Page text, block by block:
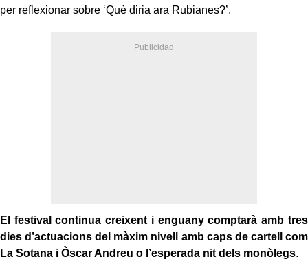
per reflexionar sobre ‘Què diria ara Rubianes?’.
El festival continua creixent i enguany comptarà amb tres
dies d’actuacions del màxim nivell amb caps de cartell com
La Sotana i Òscar Andreu o l’esperada nit dels monòlegs.